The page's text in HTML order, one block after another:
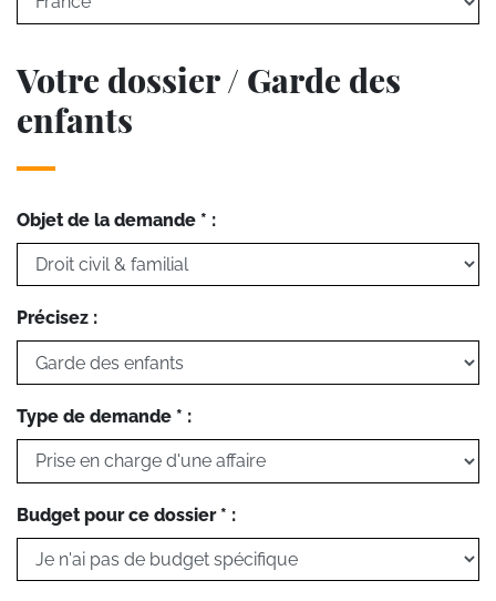
Votre dossier / Garde des
enfants
Objet de la demande * :
Précisez :
Type de demande * :
Budget pour ce dossier * :